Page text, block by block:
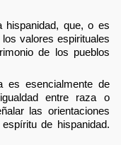
que, o es
valores espirituales
de los pueblos
es esencialmente de
entre raza o
las orientaciones
de hispanidad.